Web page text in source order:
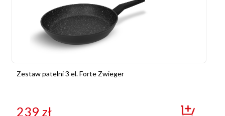
Zestaw patelni 3 el. Forte Zwieger
239 zł